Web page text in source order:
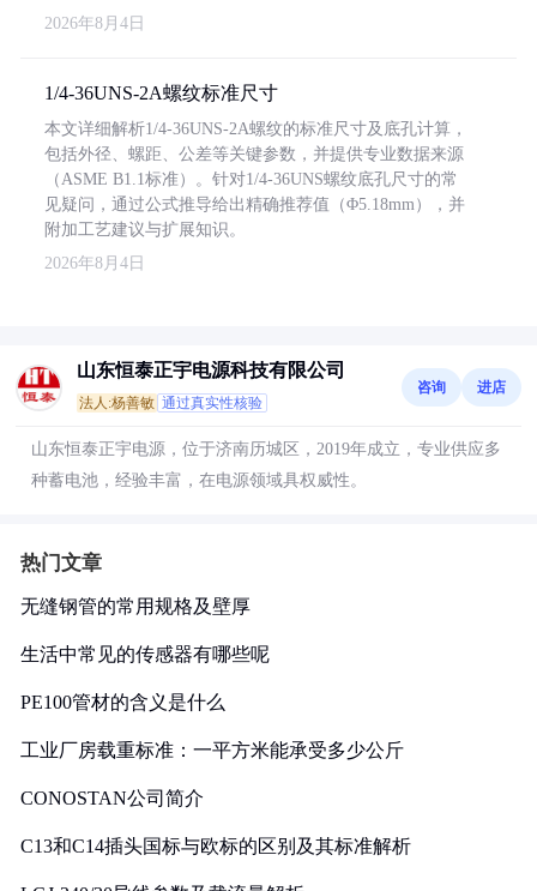
2026年8月4日
1/4-36UNS-2A螺纹标准尺寸
本文详细解析1/4-36UNS-2A螺纹的标准尺寸及底孔计算，
包括外径、螺距、公差等关键参数，并提供专业数据来源
（ASME B1.1标准）。针对1/4-36UNS螺纹底孔尺寸的常
见疑问，通过公式推导给出精确推荐值（Φ5.18mm），并
附加工艺建议与扩展知识。
2026年8月4日
山东恒泰正宇电源科技有限公司
法人:杨善敏 通过真实性核验
咨询 进店
山东恒泰正宇电源，位于济南历城区，2019年成立，专业供应多
种蓄电池，经验丰富，在电源领域具权威性。
热门文章
无缝钢管的常用规格及壁厚
生活中常见的传感器有哪些呢
PE100管材的含义是什么
工业厂房载重标准：一平方米能承受多少公斤
CONOSTAN公司简介
C13和C14插头国标与欧标的区别及其标准解析